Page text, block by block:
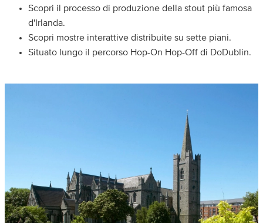
Scopri il processo di produzione della stout più famosa
d'Irlanda.
Scopri mostre interattive distribuite su sette piani.
Situato lungo il percorso Hop-On Hop-Off di DoDublin.